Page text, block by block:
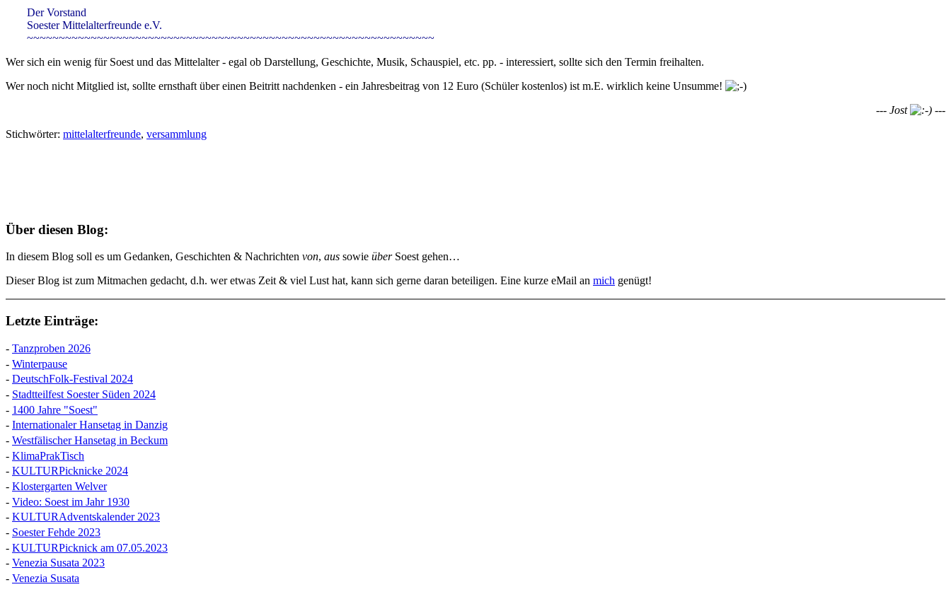
Der Vorstand
Soester Mittelalterfreunde e.V.
~~~~~~~~~~~~~~~~~~~~~~~~~~~~~~~~~~~~~~~~~~~~~~~~~~~~~~~~~~~~~~~~
Wer sich ein wenig für Soest und das Mittelalter - egal ob Darstellung, Geschichte, Musik, Schauspiel, etc. pp. - interessiert, sollte sich den Termin freihalten.
Wer noch nicht Mitglied ist, sollte ernsthaft über einen Beitritt nachdenken - ein Jahresbeitrag von 12 Euro (Schüler kostenlos) ist m.E. wirklich keine Unsumme!
--- Jost
---
Stichwörter: mittelalterfreunde, versammlung
Über diesen Blog:
In diesem Blog soll es um Gedanken, Geschichten & Nachrichten von, aus sowie überSoest gehen…
Dieser Blog ist zum Mitmachen gedacht, d.h. wer etwas Zeit & viel Lust hat, kann sich gerne daran beteiligen. Eine kurze eMail an mich genügt!
Letzte Einträge:
- Tanzproben 2026
- Winterpause
- DeutschFolk-Festival 2024
- Stadtteilfest Soester Süden 2024
- 1400 Jahre "Soest"
- Internationaler Hansetag in Danzig
- Westfälischer Hansetag in Beckum
- KlimaPrakTisch
- KULTURPicknicke 2024
- Klostergarten Welver
- Video: Soest im Jahr 1930
- KULTURAdventskalender 2023
- Soester Fehde 2023
- KULTURPicknick am 07.05.2023
- Venezia Susata 2023
- Venezia Susata